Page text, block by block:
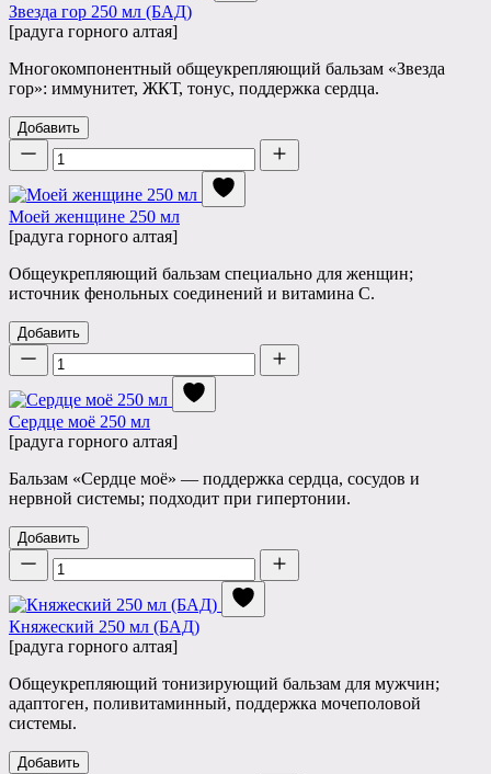
Звезда гор 250 мл (БАД)
[радуга горного алтая]
Многокомпонентный общеукрепляющий бальзам «Звезда
гор»: иммунитет, ЖКТ, тонус, поддержка сердца.
Добавить
Количество
Моей женщине 250 мл
[радуга горного алтая]
Общеукрепляющий бальзам специально для женщин;
источник фенольных соединений и витамина C.
Добавить
Количество
Сердце моё 250 мл
[радуга горного алтая]
Бальзам «Сердце моё» — поддержка сердца, сосудов и
нервной системы; подходит при гипертонии.
Добавить
Количество
Княжеский 250 мл (БАД)
[радуга горного алтая]
Общеукрепляющий тонизирующий бальзам для мужчин;
адаптоген, поливитаминный, поддержка мочеполовой
системы.
Добавить